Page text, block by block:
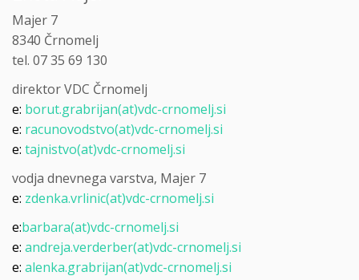
Majer 7
8340 Črnomelj
tel. 07 35 69 130
direktor VDC Črnomelj
e: borut.grabrijan(at)vdc-crnomelj.si
e: racunovodstvo(at)vdc-crnomelj.si
e: tajnistvo(at)vdc-crnomelj.si
vodja dnevnega varstva, Majer 7
e: zdenka.vrlinic(at)vdc-crnomelj.si
e:barbara(at)vdc-crnomelj.si
e: andreja.verderber(at)vdc-crnomelj.si
e: alenka.grabrijan(at)vdc-crnomelj.si